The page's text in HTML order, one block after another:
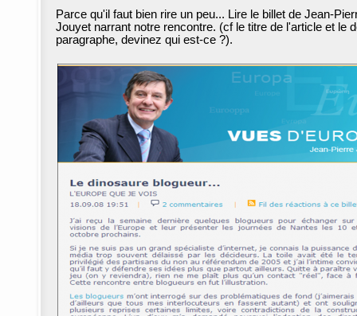
Parce qu'il faut bien rire un peu... Lire le billet de Jean-
Jouyet narrant notre rencontre. (cf le titre de l'article et le
paragraphe, devinez qui est-ce ?).